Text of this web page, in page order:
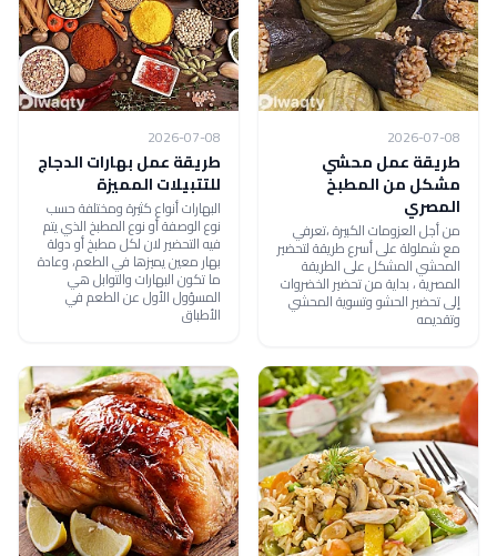
2026-07-08
طريقة عمل محشي
مشكل من المطبخ
المصري
من أجل العزومات الكبيرة ،تعرفي
مع شملولة على أسرع طريقة لتحضير
المحشي المشكل على الطريقة
المصرية ، بداية من تحضير الخضروات
إلى تحضير الحشو وتسوية المحشي
وتقديمه
2026-07-08
طريقة عمل بهارات الدجاج
للتتبيلات المميزة
البهارات أنواع كثيرة ومختلفة حسب
نوع الوصفة أو نوع المطبخ الذي يتم
فيه التحضير لان لكل مطبخ أو دولة
بهار معين يميزها في الطعم، وعادة
ما تكون البهارات والتوابل هي
المسؤول الأول عن الطعم في
الأطباق